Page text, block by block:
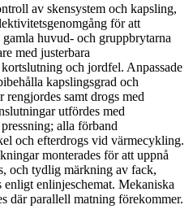
av skensystem och kapsling,
för att
huvud- och gruppbrytarna
med justerbara
och jordfel. Anpassade
kapslingsgrad och
samt drogs med
utfördes med
alla förband
och efterdrogs vid värmecykling.
monterades för att uppnå
och tydlig märkning av fack,
enligt enlinjeschemat. Mekaniska
där parallell matning förekommer.